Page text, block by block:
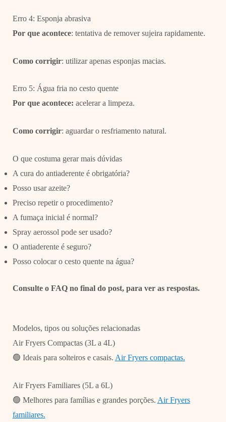
Erro 4: Esponja abrasiva
Por que acontece: tentativa de remover sujeira rapidamente.
Como corrigir: utilizar apenas esponjas macias.
Erro 5: Água fria no cesto quente
Por que acontece: acelerar a limpeza.
Como corrigir: aguardar o resfriamento natural.
O que costuma gerar mais dúvidas
A cura do antiaderente é obrigatória?
Posso usar azeite?
Preciso repetir o procedimento?
A fumaça inicial é normal?
Spray aerossol pode ser usado?
O antiaderente é seguro?
Posso colocar o cesto quente na água?
Consulte o FAQ no final do post, para ver as respostas.
Modelos, tipos ou soluções relacionadas
Air Fryers Compactas (3L a 4L)
🟢 Ideais para solteiros e casais. Air Fryers compactas.
Air Fryers Familiares (5L a 6L)
🟢 Melhores para famílias e grandes porções. Air Fryers
familiares.